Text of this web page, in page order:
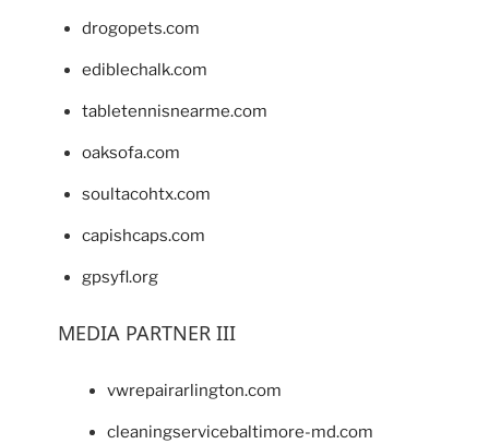
drogopets.com
ediblechalk.com
tabletennisnearme.com
oaksofa.com
soultacohtx.com
capishcaps.com
gpsyfl.org
MEDIA PARTNER III
vwrepairarlington.com
cleaningservicebaltimore-md.com